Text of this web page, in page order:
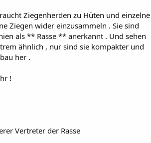
Ziegenherden zu Hüten und einzelne
Ziegen wider einzusammeln . Sie sind
als ** Rasse ** anerkannt . Und sehen
ähnlich , nur sind sie kompakter und
her .
!
Vertreter der Rasse